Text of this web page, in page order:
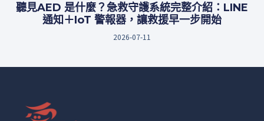
聽見AED 是什麼？急救守護系統完整介紹：LINE
通知＋IoT 警報器，讓救援早一步開始
2026-07-11